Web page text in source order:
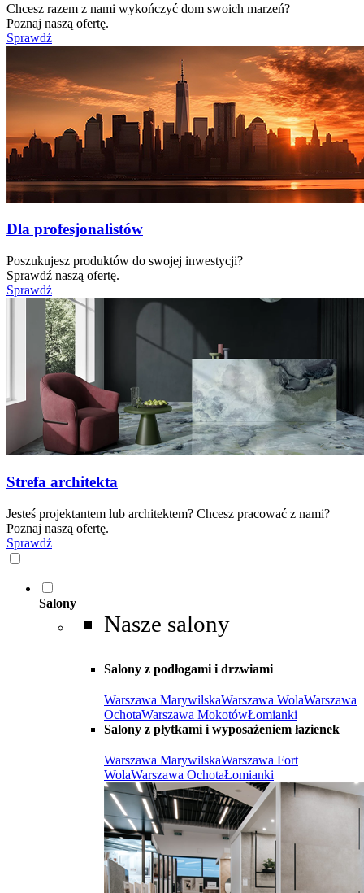
Chcesz razem z nami wykończyć dom swoich marzeń?
Poznaj naszą ofertę.
Sprawdź
Dla profesjonalistów
Poszukujesz produktów do swojej inwestycji?
Sprawdź naszą ofertę.
Sprawdź
Strefa architekta
Jesteś projektantem lub architektem? Chcesz pracować z nami?
Poznaj naszą ofertę.
Sprawdź
Salony
Nasze salony
Salony z podłogami i drzwiami
Warszawa MarywilskaWarszawa WolaWarszawa
OchotaWarszawa MokotówŁomianki
Salony z płytkami i wyposażeniem łazienek
Warszawa MarywilskaWarszawa Fort
WolaWarszawa OchotaŁomianki